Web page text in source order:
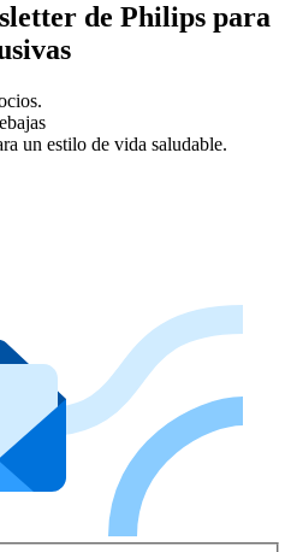
de Philips para
un estilo de vida saludable.